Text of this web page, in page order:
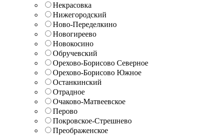
Некрасовка
Нижегородский
Ново-Переделкино
Новогиреево
Новокосино
Обручевский
Орехово-Борисово Северное
Орехово-Борисово Южное
Останкинский
Отрадное
Очаково-Матвеевское
Перово
Покровское-Стрешнево
Преображенское